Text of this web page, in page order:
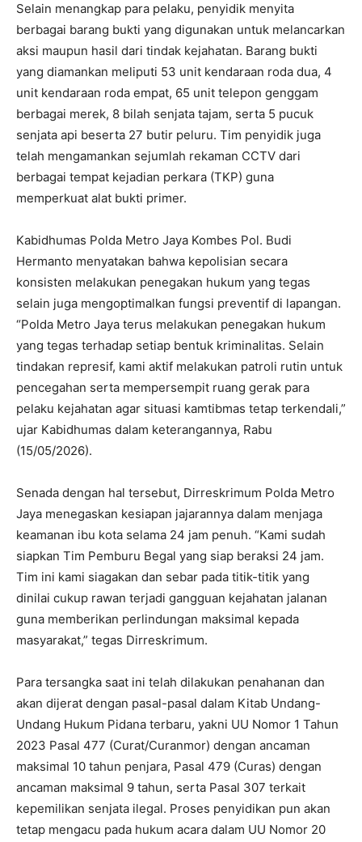
Selain menangkap para pelaku, penyidik menyita
berbagai barang bukti yang digunakan untuk melancarkan
aksi maupun hasil dari tindak kejahatan. Barang bukti
yang diamankan meliputi 53 unit kendaraan roda dua, 4
unit kendaraan roda empat, 65 unit telepon genggam
berbagai merek, 8 bilah senjata tajam, serta 5 pucuk
senjata api beserta 27 butir peluru. Tim penyidik juga
telah mengamankan sejumlah rekaman CCTV dari
berbagai tempat kejadian perkara (TKP) guna
memperkuat alat bukti primer.
Kabidhumas Polda Metro Jaya Kombes Pol. Budi
Hermanto menyatakan bahwa kepolisian secara
konsisten melakukan penegakan hukum yang tegas
selain juga mengoptimalkan fungsi preventif di lapangan.
“Polda Metro Jaya terus melakukan penegakan hukum
yang tegas terhadap setiap bentuk kriminalitas. Selain
tindakan represif, kami aktif melakukan patroli rutin untuk
pencegahan serta mempersempit ruang gerak para
pelaku kejahatan agar situasi kamtibmas tetap terkendali,”
ujar Kabidhumas dalam keterangannya, Rabu
(15/05/2026).
Senada dengan hal tersebut, Dirreskrimum Polda Metro
Jaya menegaskan kesiapan jajarannya dalam menjaga
keamanan ibu kota selama 24 jam penuh. “Kami sudah
siapkan Tim Pemburu Begal yang siap beraksi 24 jam.
Tim ini kami siagakan dan sebar pada titik-titik yang
dinilai cukup rawan terjadi gangguan kejahatan jalanan
guna memberikan perlindungan maksimal kepada
masyarakat,” tegas Dirreskrimum.
Para tersangka saat ini telah dilakukan penahanan dan
akan dijerat dengan pasal-pasal dalam Kitab Undang-
Undang Hukum Pidana terbaru, yakni UU Nomor 1 Tahun
2023 Pasal 477 (Curat/Curanmor) dengan ancaman
maksimal 10 tahun penjara, Pasal 479 (Curas) dengan
ancaman maksimal 9 tahun, serta Pasal 307 terkait
kepemilikan senjata ilegal. Proses penyidikan pun akan
tetap mengacu pada hukum acara dalam UU Nomor 20